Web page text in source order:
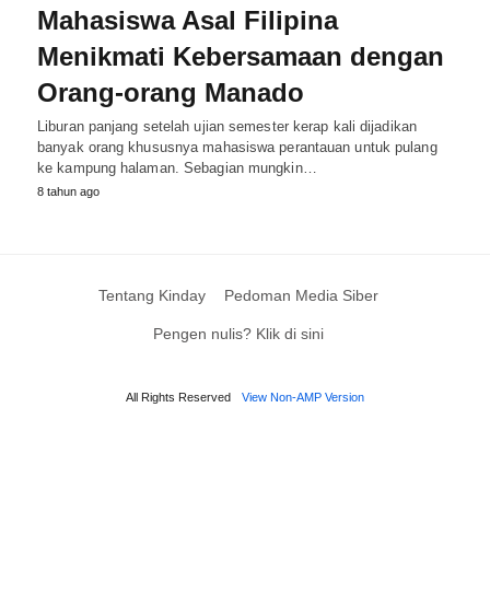
Mahasiswa Asal Filipina
Menikmati Kebersamaan dengan
Orang-orang Manado
Liburan panjang setelah ujian semester kerap kali dijadikan
banyak orang khususnya mahasiswa perantauan untuk pulang
ke kampung halaman. Sebagian mungkin…
8 tahun ago
Tentang Kinday Pedoman Media Siber
Pengen nulis? Klik di sini
All Rights Reserved View Non-AMP Version